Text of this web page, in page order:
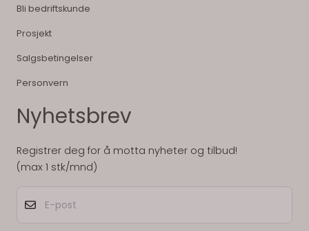
Bli bedriftskunde
Prosjekt
Salgsbetingelser
Personvern
Nyhetsbrev
Registrer deg for å motta nyheter og tilbud!
(max 1 stk/mnd)